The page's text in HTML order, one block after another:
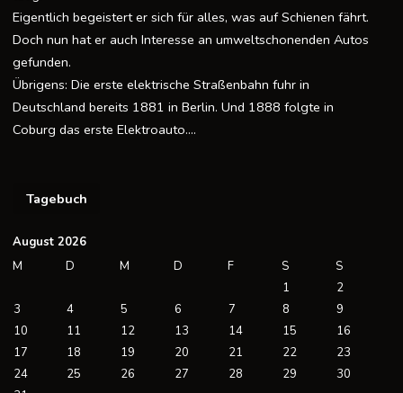
Eigentlich begeistert er sich für alles, was auf Schienen fährt.
Doch nun hat er auch Interesse an umweltschonenden Autos
gefunden.
Übrigens: Die erste elektrische Straßenbahn fuhr in
Deutschland bereits 1881 in Berlin. Und 1888 folgte in
Coburg das erste Elektroauto….
Tagebuch
August 2026
M
D M D F S
S
1
2
3
4 5 6 7 8
9
10
11 12 13 14 15
16
17
18 19 20 21 22
23
24
25 26 27 28 29
30